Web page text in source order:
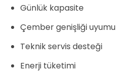
Günlük kapasite
Çember genişliği uyumu
Teknik servis desteği
Enerji tüketimi